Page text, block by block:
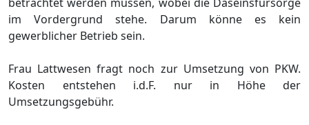
im Vordergrund stehe. Darum könne es kein
gewerblicher Betrieb sein.
Frau Lattwesen fragt noch zur Umsetzung von PKW.
Kosten entstehen i.d.F. nur in Höhe der
Umsetzungsgebühr.